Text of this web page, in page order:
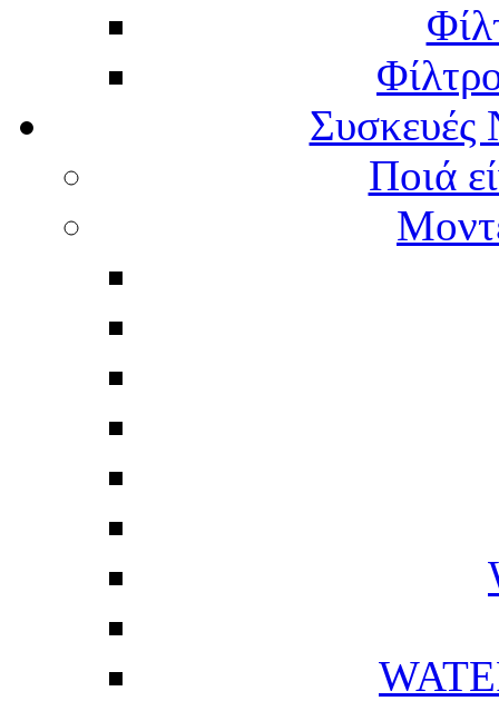
Συσκευές
Ποιά